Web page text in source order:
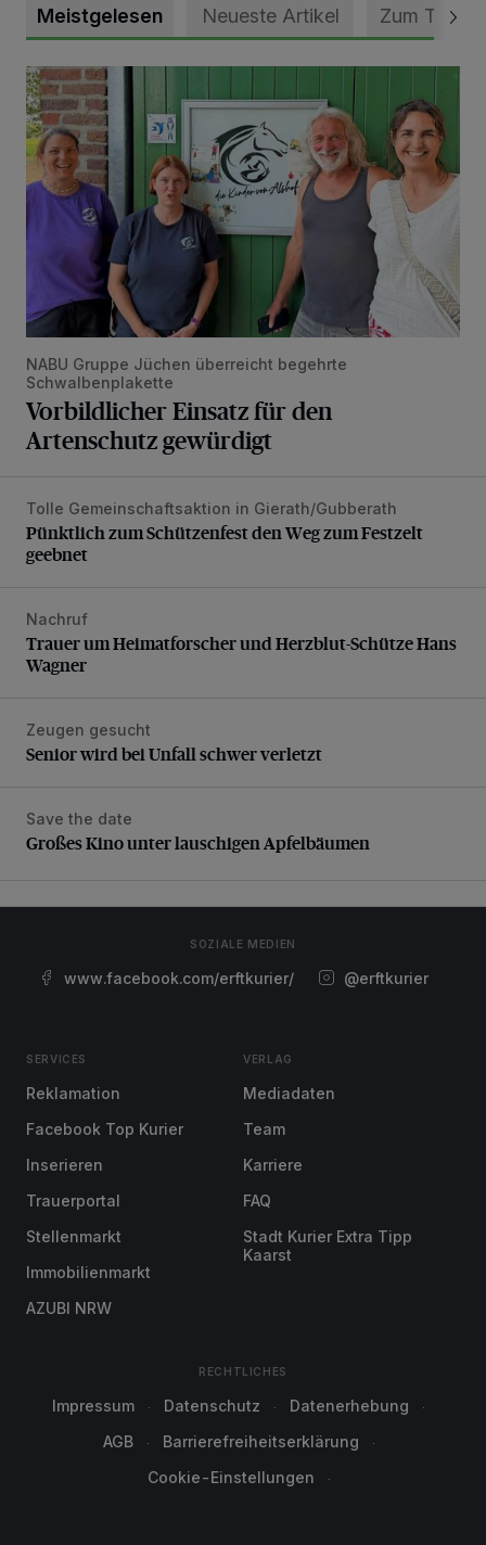
Meistgelesen Neueste Artikel Zum Thema
Vorbildlicher Einsatz für den Artenschutz gewürdigt
NABU Gruppe Jüchen überreicht begehrte
Schwalbenplakette
Vorbildlicher Einsatz für den
Artenschutz gewürdigt
Pünktlich zum Schützenfest den Weg zum Festzelt
Tolle Gemeinschaftsaktion in Gierath/Gubberath
Pünktlich zum Schützenfest den Weg zum Festzelt
geebnet
Trauer um Heimatforscher und Herzblut-Schütze Hans
Nachruf
Trauer um Heimatforscher und Herzblut-Schütze Hans
Wagner
Senior wird bei Unfall schwer verletzt
Zeugen gesucht
Senior wird bei Unfall schwer verletzt
Großes Kino unter lauschigen Apfelbäumen
Save the date
Großes Kino unter lauschigen Apfelbäumen
SOZIALE MEDIEN
www.facebook.com/erftkurier/ @erftkurier
SERVICES
Reklamation
Facebook Top Kurier
Inserieren
Trauerportal
Stellenmarkt
Immobilienmarkt
AZUBI NRW
VERLAG
Mediadaten
Team
Karriere
FAQ
Stadt Kurier Extra Tipp
Kaarst
RECHTLICHES
Impressum Datenschutz
Datenerhebung
AGB
Barrierefreiheitserklärung
Cookie-Einstellungen